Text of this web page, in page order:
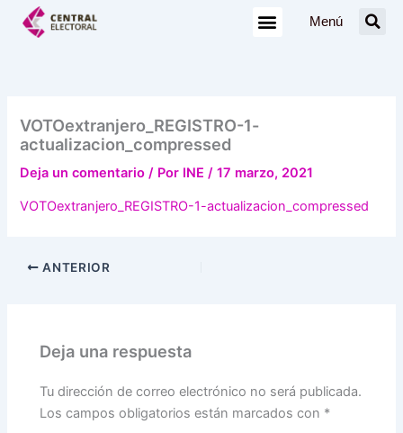
Menú
VOTOextranjero_REGISTRO-1-
actualizacion_compressed
Deja un comentario / Por INE/17 marzo, 2021
VOTOextranjero_REGISTRO-1-actualizacion_compressed
ANTERIOR
Deja una respuesta
Tu dirección de correo electrónico no será publicada.
Los campos obligatorios están marcados con *